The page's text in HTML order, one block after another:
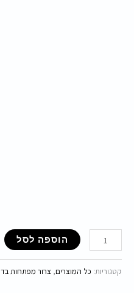
הוספה לסל
קטגוריות: כל המוצרים, צרור מפתחות בד